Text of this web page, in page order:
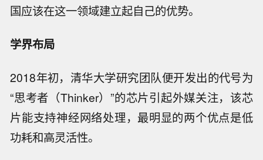
国应该在这一领域建立起自己的优势。
学界布局
2018年初，清华大学研究团队便开发出的代号为
“思考者（Thinker）”的芯片引起外媒关注，该芯
片能支持神经网络处理，最明显的两个优点是低
功耗和高灵活性。